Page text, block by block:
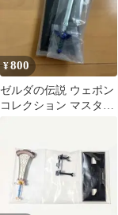
¥800
ゼルダの伝説 ウェポン
コレクション マスター